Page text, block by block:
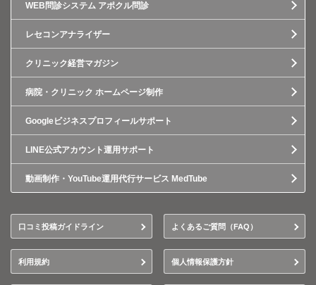
WEB問診システム アポクル問診
レセコンアナライザー
クリニック経営マガジン
病院・クリニック ホームページ制作
Googleビジネスプロフィールサポート
LINE公式アカウント運用サポート
動画制作・YouTube運用代行サービス MedTube
口コミ投稿ガイドライン よくあるご質問（FAQ）
利用規約 個人情報保護方針